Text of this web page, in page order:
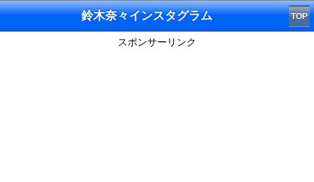
鈴木奈々インスタグラム TOP
スポンサーリンク